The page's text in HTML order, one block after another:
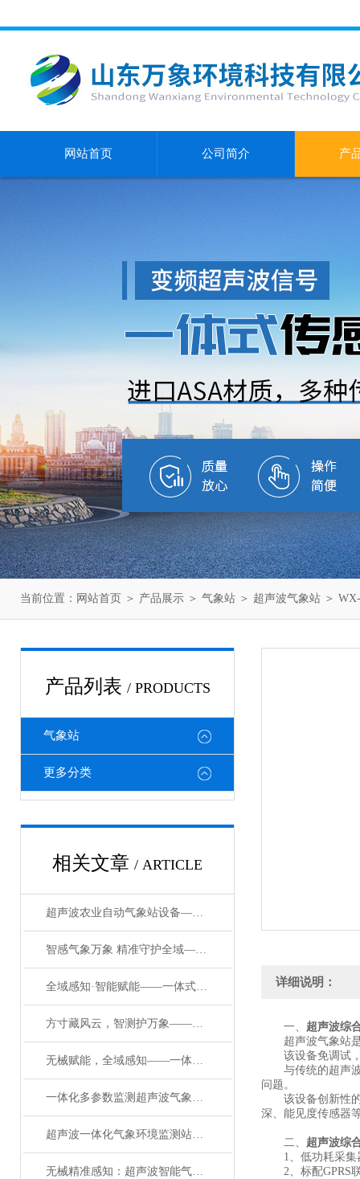
网站首页 公司简介 产
当前位置： 网站首页 ＞ 产品展示 ＞ 气象站 ＞ 超声波气象站 ＞
产品列表 / PRODUCTS
气象站
更多分类
相关文章 / ARTICLE
超声波农业自动气象站设备——全域气象智能感知，守护农业生产稳产增收
智感气象万象 精准守护全域——智能综合超声波气象监测站
全域感知·智能赋能——一体式室内环境监测系统
方寸藏风云，智测护万象——一体式小型气象自动观测站赋能全场景监测
无械赋能，全域感知——一体化多参数超声波气象站重构监测新生态
一体化多参数监测超声波气象站：精准感知，守护万物安澜
超声波一体化气象环境监测站：精准感知，赋能全域智慧监测#2026已更新
无械精准感知：超声波智能气象监测设备的革新之力
详细说明：
一、 超声波综
超声波气象站是
该设备免调试，
与传统的超声波
问题。
该设备创新性的
深、能见度传感器
二、 超声波综
1、低功耗采集
2、标配GPRS联